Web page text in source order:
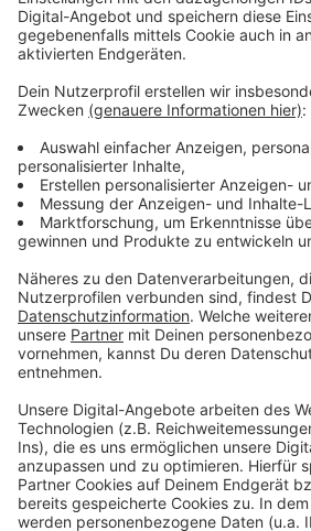
Weitere Infos und Links zum
Anzeige
Hier gibt es weitere Infos zum
Hier geht es zum Flyer
Düsseldorf
Das war beim Dreck-Weg-Tag
Dreck-weg-Tag in Düsseldorf
statt
Anzeige